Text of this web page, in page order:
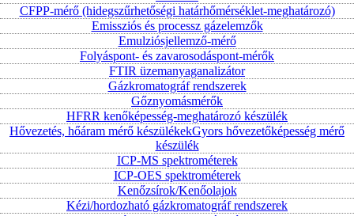
CFPP-mérő (hidegszűrhetőségi határhőmérséklet-meghatározó)
Emissziós és processz gázelemzők
Emulziósjellemző-mérő
Folyáspont- és zavarosodáspont-mérők
FTIR üzemanyaganalizátor
Gázkromatográf rendszerek
Gőznyomásmérők
HFRR kenőképesség-meghatározó készülék
Hővezetés, hőáram mérő készülékekGyors hővezetőképesség mérő
készülék
ICP-MS spektrométerek
ICP-OES spektrométerek
Kenőzsírok/Kenőolajok
Kézi/hordozható gázkromatográf rendszerek